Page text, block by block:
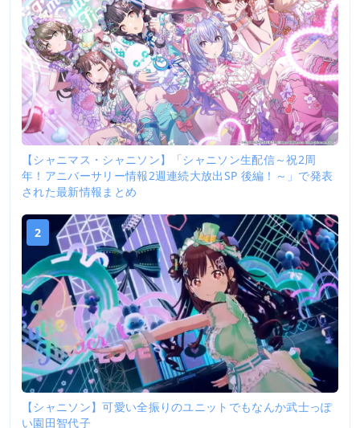
【シャニマス・シャニソン】「シャニソン生配信～祝2周
年！アニバーサリー情報2週連続大放出SP 後編！～」で発表
された最新情報まとめ
2
【シャニソン】可愛い全振りのユニットでもなんか武士っぽ
い園田智代子